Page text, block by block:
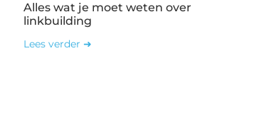
Alles wat je moet weten over
linkbuilding
Lees verder ➜